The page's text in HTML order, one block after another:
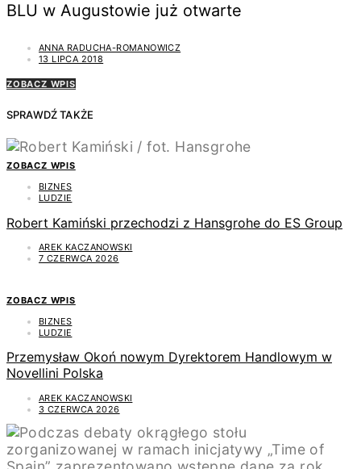
BLU w Augustowie już otwarte
ANNA RADUCHA-ROMANOWICZ
13 LIPCA 2018
ZOBACZ WPIS
SPRAWDŹ TAKŻE
ZOBACZ WPIS
BIZNES
LUDZIE
Robert Kamiński przechodzi z Hansgrohe do ES Group
AREK KACZANOWSKI
7 CZERWCA 2026
ZOBACZ WPIS
BIZNES
LUDZIE
Przemysław Okoń nowym Dyrektorem Handlowym w
Novellini Polska
AREK KACZANOWSKI
3 CZERWCA 2026